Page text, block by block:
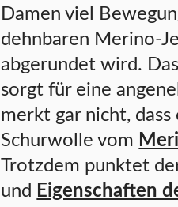
Damen viel
dehnbaren Merino-
abgerundet wird.
sorgt für eine
merkt gar nicht, dass
Schurwolle vom
Trotzdem punktet
und Eigenschaften